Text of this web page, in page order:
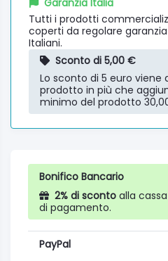
Tutti i prodotti
coperti da regolare
Italiani.
Sconto di 5,00 €
Lo sconto di 5 euro viene
prodotto in più che
minimo del prodotto
Bonifico Bancario
2% di sconto alla
di pagamento.
PayPal